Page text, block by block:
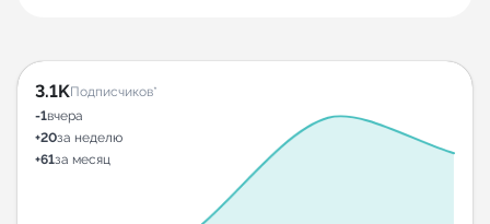
3.1KПодписчиков*
-1вчера
+20за неделю
+61за месяц